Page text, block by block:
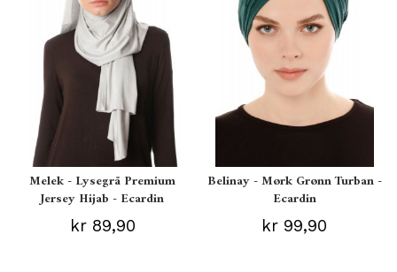
Melek - Lysegrå Premium
Jersey Hijab - Ecardin
kr 89,90
Belinay - Mørk Grønn Turban -
Ecardin
kr 99,90